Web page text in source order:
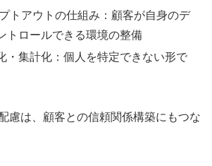
トアウトの仕組み：顧客が自身のデ
トロールできる環境の整備
・集計化：個人を特定できない形で
慮は、顧客との信頼関係構築にもつな